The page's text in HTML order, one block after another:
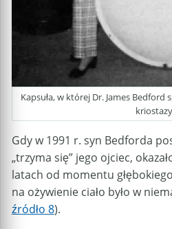
Kapsuła, w której Dr. James Bedford
kriostazy
Gdy w 1991 r. syn Bedforda
„trzyma się” jego ojciec,
latach od momentu
na ożywienie ciało było w
źródło 8).